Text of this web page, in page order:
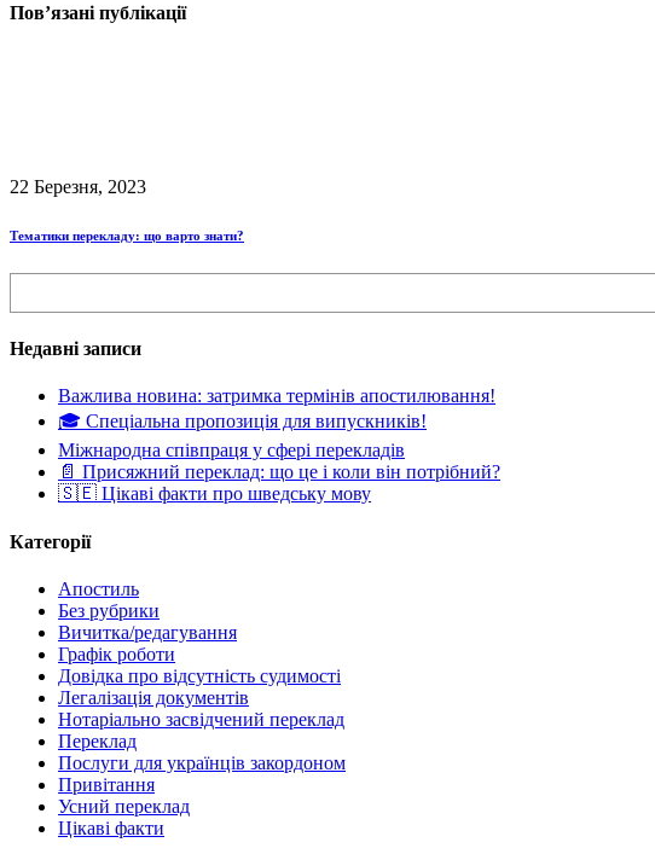
Пов’язані публікації
22 Березня, 2023
Тематики перекладу: що варто знати?
Недавні записи
Важлива новина: затримка термінів апостилювання!
🎓 Спеціальна пропозиція для випускників!
Міжнародна співпраця у сфері перекладів
📄 Присяжний переклад: що це і коли він потрібний?
🇸🇪 Цікаві факти про шведську мову
Категорії
Апостиль
Без рубрики
Вичитка/редагування
Графік роботи
Довідка про відсутність судимості
Легалізація документів
Нотаріально засвідчений переклад
Переклад
Послуги для українців закордоном
Привітання
Усний переклад
Цікаві факти